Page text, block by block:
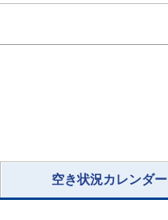
空き状況カレンダー